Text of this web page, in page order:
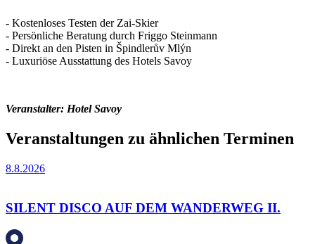
- Kostenloses Testen der Zai-Skier
- Persönliche Beratung durch Friggo Steinmann
- Direkt an den Pisten in Špindlerův Mlýn
- Luxuriöse Ausstattung des Hotels Savoy
Veranstalter: Hotel Savoy
Veranstaltungen zu ähnlichen Terminen
8.8.2026
SILENT DISCO AUF DEM WANDERWEG II.